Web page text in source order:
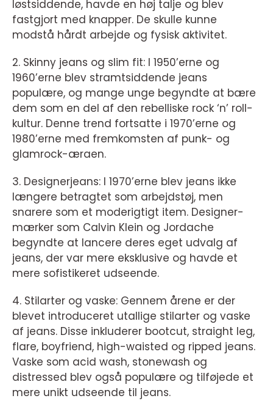
løstsiddende, havde en høj talje og blev
fastgjort med knapper. De skulle kunne
modstå hårdt arbejde og fysisk aktivitet.
2. Skinny jeans og slim fit: I 1950’erne og
1960’erne blev stramtsiddende jeans
populære, og mange unge begyndte at bære
dem som en del af den rebelliske rock ‘n’ roll-
kultur. Denne trend fortsatte i 1970’erne og
1980’erne med fremkomsten af punk- og
glamrock-æraen.
3. Designerjeans: I 1970’erne blev jeans ikke
længere betragtet som arbejdstøj, men
snarere som et moderigtigt item. Designer-
mærker som Calvin Klein og Jordache
begyndte at lancere deres eget udvalg af
jeans, der var mere eksklusive og havde et
mere sofistikeret udseende.
4. Stilarter og vaske: Gennem årene er der
blevet introduceret utallige stilarter og vaske
af jeans. Disse inkluderer bootcut, straight leg,
flare, boyfriend, high-waisted og ripped jeans.
Vaske som acid wash, stonewash og
distressed blev også populære og tilføjede et
mere unikt udseende til jeans.